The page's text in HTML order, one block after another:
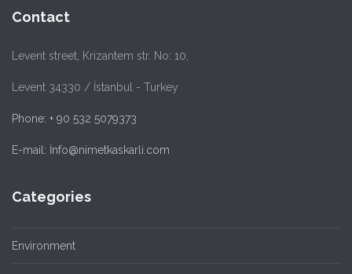
Contact
Levent street, Krizantem str. No: 10,
Levent 34330 / İstanbul - Turkey
Phone: + 90 532 5079373
E-mail: İnfo@nimetkaskarli.com
Categories
Environment